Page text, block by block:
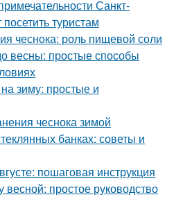
Санкт-
туристам
чеснока: роль пищевой соли
весны: простые способы
зиму: простые и
чеснока зимой
банках: советы и
пошаговая инструкция
весной: простое руководство